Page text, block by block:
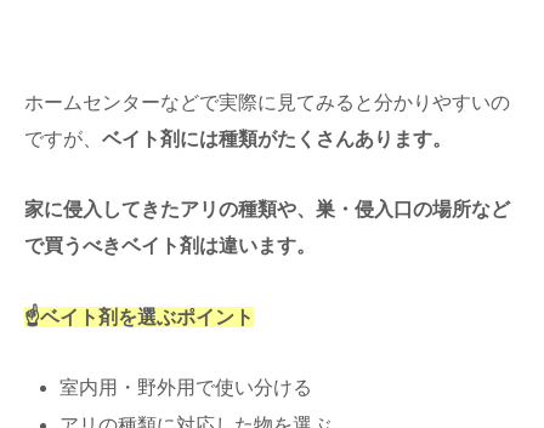
ホームセンターなどで実際に見てみると分かりやすいの
ですが、 ベイト剤には種類がたくさんあります。
家に侵入してきたアリの種類や、巣・侵入口の場所など
で買うべきベイト剤は違います。
☝ベイト剤を選ぶポイント
室内用・野外用で使い分ける